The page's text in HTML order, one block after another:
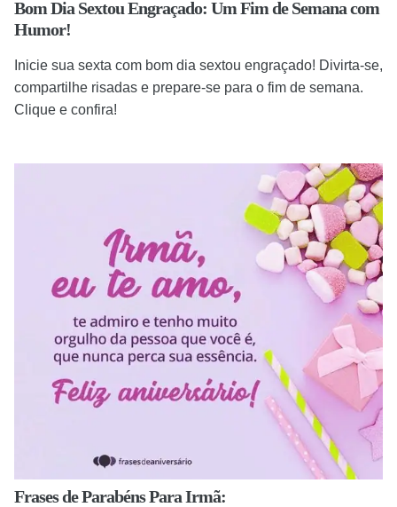
Bom Dia Sextou Engraçado: Um Fim de Semana com
Humor!
Inicie sua sexta com bom dia sextou engraçado! Divirta-se,
compartilhe risadas e prepare-se para o fim de semana.
Clique e confira!
Frases de Parabéns Para Irmã: